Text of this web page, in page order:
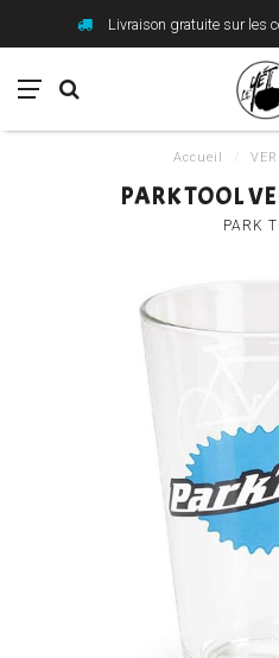
Livraison gratuite sur les
Accueil
PARK TOOL
PARK